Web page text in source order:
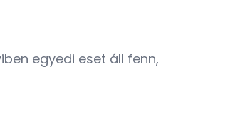
egyedi eset áll fenn,